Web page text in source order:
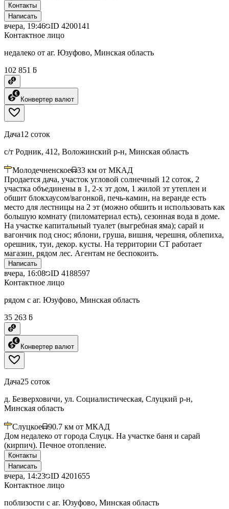
Контакты
Написать
вчера, 19:46 ID 4200141
Контактное лицо
недалеко от аг. Юзуфово, Минская область
102 851 ƃ
Конвертер валют
Дача12 соток
с/т Родник, 412, Воложинский р-н, Минская область
Молодечненское 33 км от МКАД
Продается дача, участок угловой солнечный 12 соток, 2
участка объединены в 1, 2-х эт дом, 1 жилой эт утеплен и
обшит блокхаусом/вагонкой, печь-камин, на веранде есть
место для лестницы на 2 эт (можно обшить и использовать как
большую комнату (пиломатериал есть), сезонная вода в доме.
На участке капитальный туалет (выгребная яма); сарай и
вагончик под снос; яблони, груша, вишня, черешня, облепиха,
орешник, туи, декор. кусты. На территории СТ работает
магазин, рядом лес. Агентам не беспокоить.
Написать
вчера, 16:08 ID 4188597
Контактное лицо
рядом с аг. Юзуфово, Минская область
35 263 ƃ
Конвертер валют
Дача25 соток
д. Безверховичи, ул. Социалистическая, Слуцкий р-н,
Минская область
Слуцкое 90.7 км от МКАД
Дом недалеко от города Слуцк. На участке баня и сарай
(кирпич). Печное отопление.
Контакты
Написать
вчера, 14:23 ID 4201655
Контактное лицо
поблизости с аг. Юзуфово, Минская область